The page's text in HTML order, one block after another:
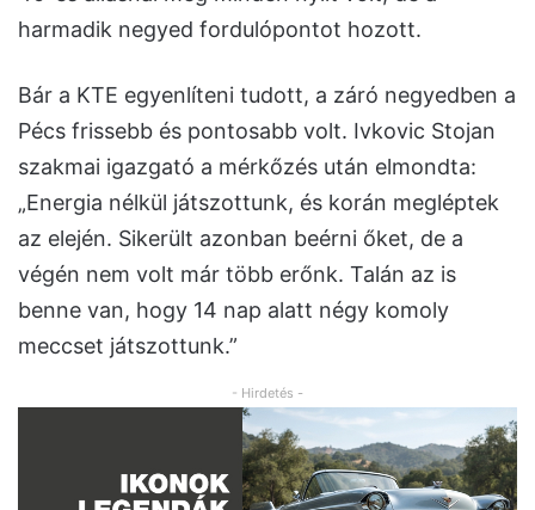
harmadik negyed fordulópontot hozott.
Bár a KTE egyenlíteni tudott, a záró negyedben a
Pécs frissebb és pontosabb volt. Ivkovic Stojan
szakmai igazgató a mérkőzés után elmondta:
„Energia nélkül játszottunk, és korán megléptek
az elején. Sikerült azonban beérni őket, de a
végén nem volt már több erőnk. Talán az is
benne van, hogy 14 nap alatt négy komoly
meccset játszottunk.”
- Hirdetés -